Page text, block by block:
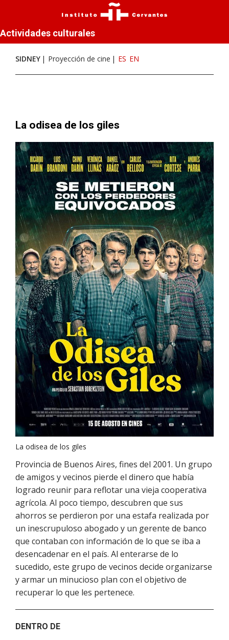
Actividades culturales
SIDNEY Proyección de cine ES EN
La odisea de los giles
La odisea de los giles
Provincia de Buenos Aires, fines del 2001. Un grupo
de amigos y vecinos pierde el dinero que había
logrado reunir para reflotar una vieja cooperativa
agrícola. Al poco tiempo, descubren que sus
ahorros se perdieron por una estafa realizada por
un inescrupuloso abogado y un gerente de banco
que contaban con información de lo que se iba a
desencadenar en el país. Al enterarse de lo
sucedido, este grupo de vecinos decide organizarse
y armar un minucioso plan con el objetivo de
recuperar lo que les pertenece.
DENTRO DE